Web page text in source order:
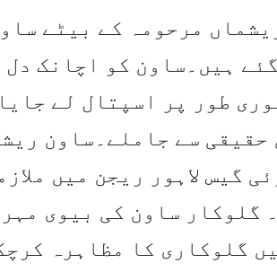
مرحومہ کے بیٹے
ہیں۔ساون کو اچانک
طور پر اسپتال لے
حقیقی سے جاملے۔ساون
گیس لاہور ریجن میں
گلوکار ساون کی بیوی
گلوکاری کا مظاہرہ